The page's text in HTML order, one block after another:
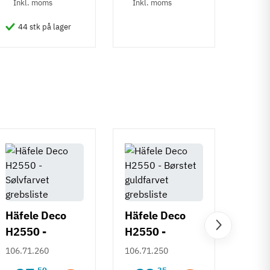
Inkl. moms
44 stk på lager
Inkl. moms
Häfele Deco
H2550 -
Sølvfarvet
grebsliste
106.71.260
Häfele Deco
H2550 -
Børstet
guldfarvet
106.71.250